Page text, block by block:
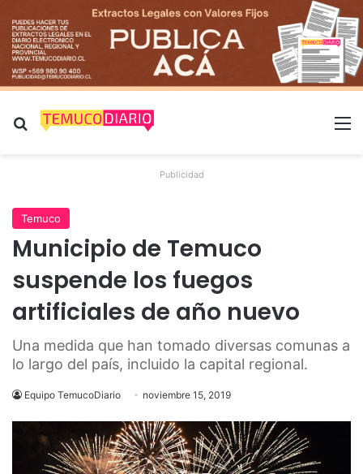
Buscar por
Publicidad
Temuco
Municipio de Temuco
suspende los fuegos
artificiales de año nuevo
Una medida que han tomado diversas comunas a
lo largo del país, incluido la capital regional.
Equipo TemucoDiario noviembre 15, 2019